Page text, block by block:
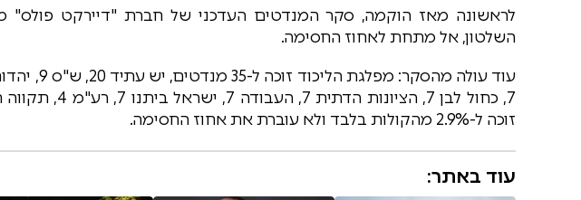
לראשונה מאז הוקמה, סקר המנדטים העדכני של חברת "דיירקט פולס"
השלטון, אל מתחת לאחוז החסימה.
זוכה ל-2.9% מהקולות בלבד ולא עוברת את אחוז החסימה.
עוד באתר: